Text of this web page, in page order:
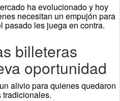
ha evolucionado y hoy
necesitan un empujón para
pasado les juega en contra.
billeteras
oportunidad
alivio para quienes quedaron
tradicionales.